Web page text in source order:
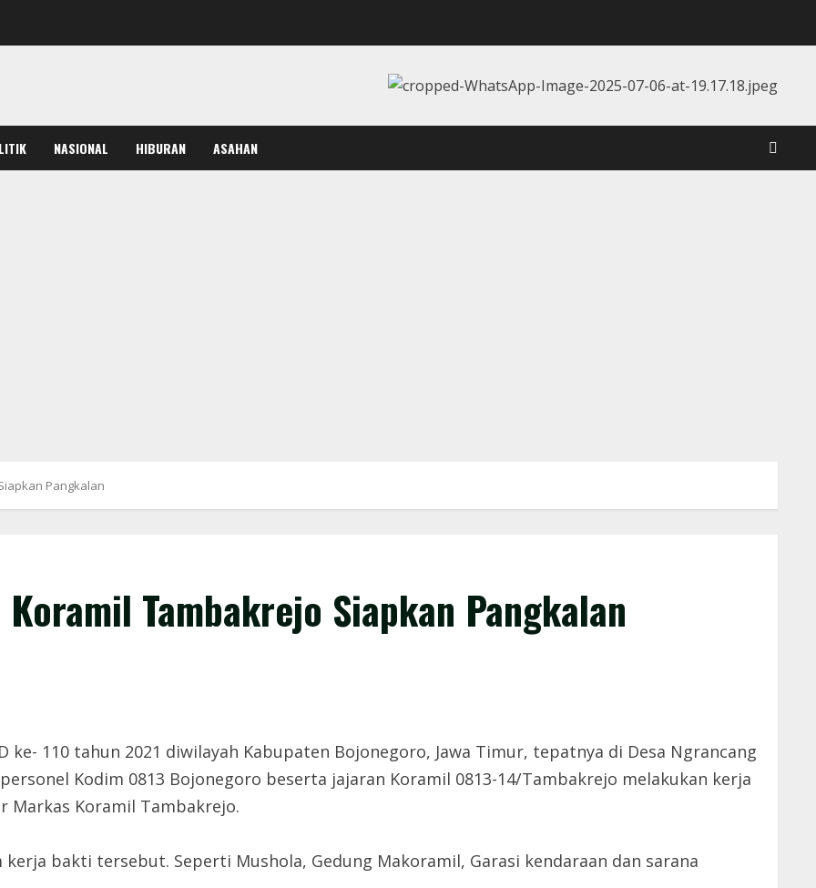
NASIONAL HIBURAN ASAHAN
Pangkalan
Tambakrejo Siapkan Pangkalan
ke- 110 tahun 2021 diwilayah Kabupaten Bojonegoro, Jawa Timur, tepatnya di Desa Ngrancang
Kodim 0813 Bojonegoro beserta jajaran Koramil 0813-14/Tambakrejo melakukan kerja
Markas Koramil Tambakrejo.
bakti tersebut. Seperti Mushola, Gedung Makoramil, Garasi kendaraan dan sarana